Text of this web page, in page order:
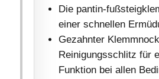
Die pantin-
einer schnellen
Gezahnter
Reinigungsschlitz für
Funktion bei allen